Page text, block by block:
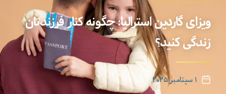
ویزای گاردین استرالیا: چگونه کنار فرزندتان
زندگی کنید؟
تاریخ
۱ سپتامبر ۲۰۲۵